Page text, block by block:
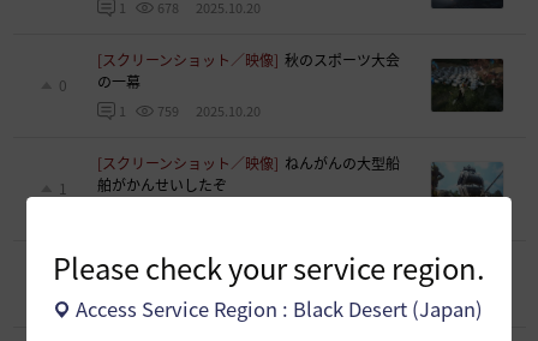
Please check your service region.
Access Service Region : Black Desert (Japan)
1 678 2025.10.20
[スクリーンショット／映像] 秋のスポーツ大会
の一幕
0
1 759 2025.10.20
[スクリーンショット／映像] ねんがんの大型船
舶がかんせいしたぞ
1
[スクリーンショット／映像] うさだなや２
2025.10.13